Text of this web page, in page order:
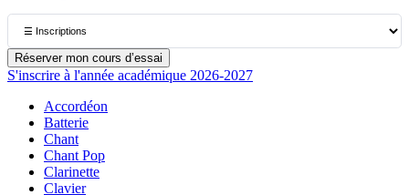
Réserver mon cours d’essai
S'inscrire à l'année académique 2026-2027
Accordéon
Batterie
Chant
Chant Pop
Clarinette
Clavier